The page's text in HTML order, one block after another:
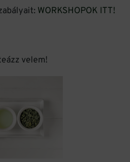
WORKSHOPOK ITT!
velem!